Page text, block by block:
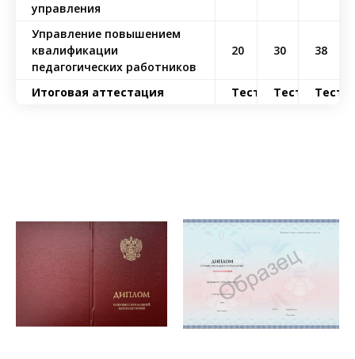
управления
Управление повышением
квалификации
педагогических работников
20 30 38
Итоговая аттестация Тест Тест Тест